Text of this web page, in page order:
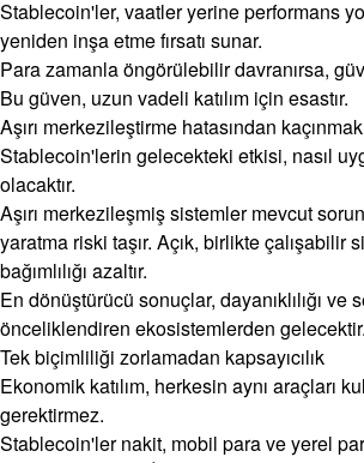
Stablecoin'ler, vaatler yerine performans
yeniden inşa etme fırsatı sunar.
Para zamanla öngörülebilir davranırsa,
Bu güven, uzun vadeli katılım için esastır.
Aşırı merkezileştirme hatasından kaçınmak
Stablecoin'lerin gelecekteki etkisi, nasıl
olacaktır.
Aşırı merkezileşmiş sistemler mevcut
yaratma riski taşır. Açık, birlikte çalışabilir
bağımlılığı azaltır.
En dönüştürücü sonuçlar, dayanıklılığı ve
önceliklendiren ekosistemlerden gelecektir.
Tek biçimliliği zorlamadan kapsayıcılık
Ekonomik katılım, herkesin aynı araçları
gerektirmez.
Stablecoin'ler nakit, mobil para ve yerel